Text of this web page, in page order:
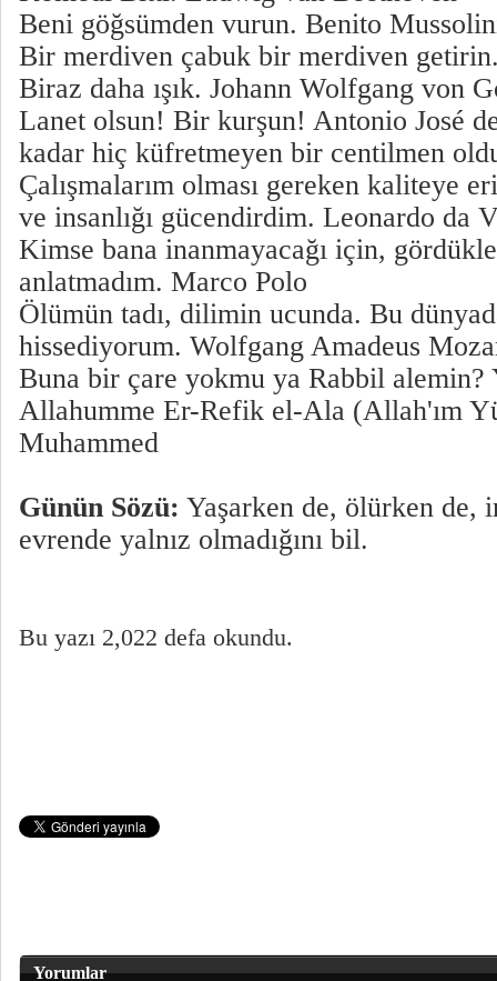
Beni göğsümden vurun. Benito
Bir merdiven çabuk bir merdiven
Biraz daha ışık. Johann Wolfgang von
Lanet olsun! Bir kurşun! Antonio José
kadar hiç küfretmeyen bir centilmen
Çalışmalarım olması gereken kaliteye
ve insanlığı gücendirdim. Leonardo da
Kimse bana inanmayacağı için,
anlatmadım. Marco Polo
Ölümün tadı, dilimin ucunda. Bu
hissediyorum. Wolfgang Amadeus
Buna bir çare yokmu ya Rabbil alemin?
Allahumme Er-Refik el-Ala (Allah'ım
Muhammed
Günün Sözü: Yaşarken de, ölürken de,
evrende yalnız olmadığını bil.
Bu yazı 2,022 defa okundu.
Yorumlar